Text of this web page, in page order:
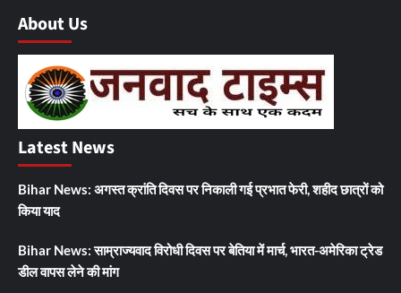
About Us
Latest News
Bihar News: अगस्त क्रांति दिवस पर निकाली गई प्रभात फेरी, शहीद छात्रों को
किया याद
Bihar News: साम्राज्यवाद विरोधी दिवस पर बेतिया में मार्च, भारत-अमेरिका ट्रेड
डील वापस लेने की मांग